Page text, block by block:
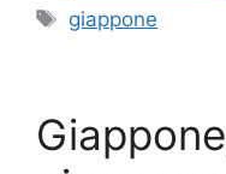
Tag
giappone